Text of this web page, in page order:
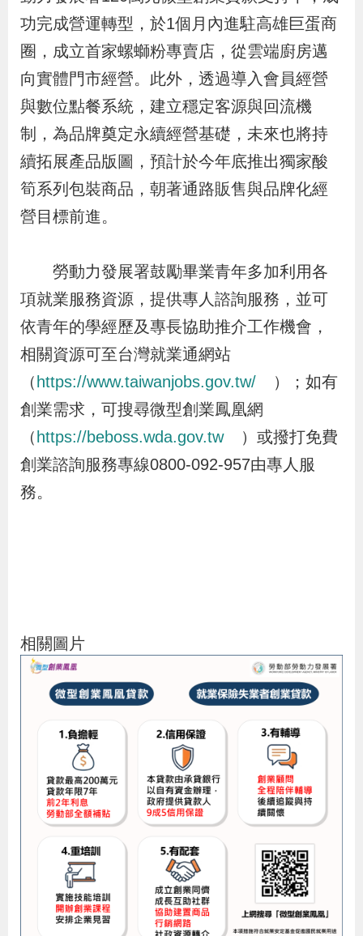
網
站
導
覽
民
意
信
箱
文
字
客
服
統
計
資
訊
E
n
g
l
i
s
h
回
首
頁
R
S
S
權
資
訊
安
全
政
策
開
放
功完成營運轉型，於1個月內進駐高雄巨蛋商
圈，成立首家螺螄粉專賣店，從雲端廚房邁
向實體門市經營。此外，透過導入會員經營
與數位點餐系統，建立穩定客源與回流機
制，為品牌奠定永續經營基礎，未來也將持
續拓展產品版圖，預計於今年底推出獨家酸
筍系列包裝商品，朝著通路販售與品牌化經
營目標前進。
勞動力發展署鼓勵畢業青年多加利用各
項就業服務資源，提供專人諮詢服務，並可
依青年的學經歷及專長協助推介工作機會，
相關資源可至台灣就業通網站
（ https://www.taiwanjobs.gov.tw/
）；如有
創業需求，可搜尋微型創業鳳凰網
（ https://beboss.wda.gov.tw
）或撥打免費
創業諮詢服務專線0800-092-957由專人服
務。
相關圖片